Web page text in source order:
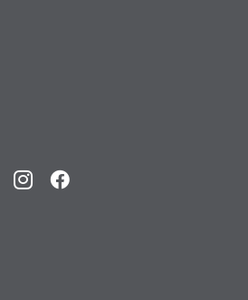
InstagramFacebook
mibew_locale, mibew-
Chatfunktion nutzen zu können.
= Sitzungslaufzeit, mibew_locale = 3